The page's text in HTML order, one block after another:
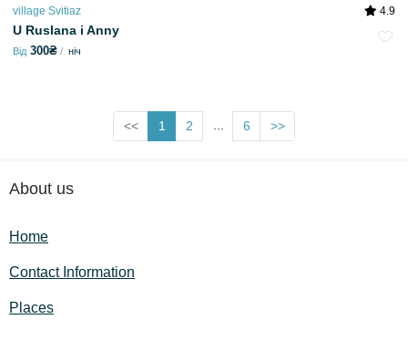
village Svitiaz 4.9
U Ruslana i Anny
Від 300₴ ніч
<< 1 2 ... 6 >>
About us
Home
Contact Information
Places